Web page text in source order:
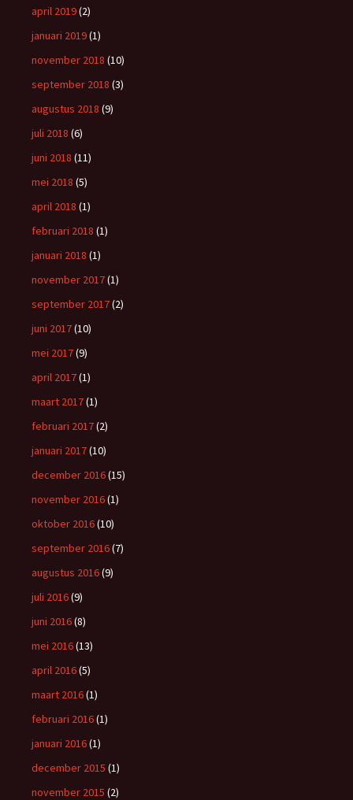
april 2019(2)
januari 2019(1)
november 2018 (10)
september 2018 (3)
augustus 2018 (9)
juli 2018 (6)
juni 2018 (11)
mei 2018 (5)
april 2018 (1)
februari 2018 (1)
januari 2018 (1)
november 2017(1)
september 2017(2)
juni 2017(10)
mei 2017(9)
april 2017(1)
maart 2017(1)
februari 2017(2)
januari 2017(10)
december 2016(15)
november 2016(1)
oktober 2016(10)
september 2016(7)
augustus 2016(9)
juli 2016(9)
juni 2016(8)
mei 2016(13)
april 2016(5)
maart 2016(1)
februari 2016(1)
januari 2016(1)
december 2015 (1)
november 2015 (2)